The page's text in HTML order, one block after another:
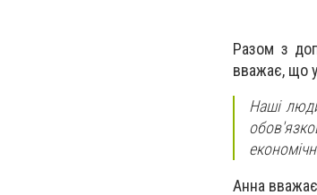
Разом з
вважає, що
Наші
Анна